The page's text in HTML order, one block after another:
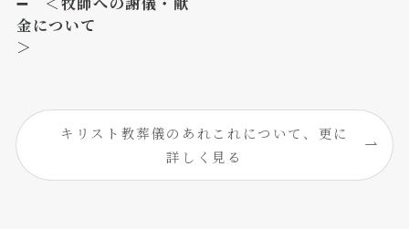
金について
＞
キリスト教葬儀のあれこれについて、更に
詳しく見る